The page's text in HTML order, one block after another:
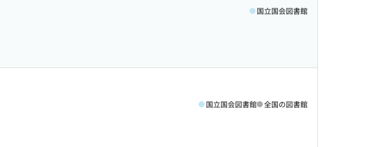
国立国会図書館
国立国会図書館 全国の図書館